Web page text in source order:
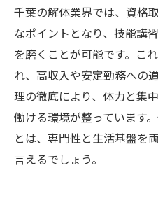
千葉の解体業界では、資格
なポイントとなり、技能講
を磨くことが可能です。こ
れ、高収入や安定勤務への
理の徹底により、体力と集
働ける環境が整っています
とは、専門性と生活基盤を
言えるでしょう。